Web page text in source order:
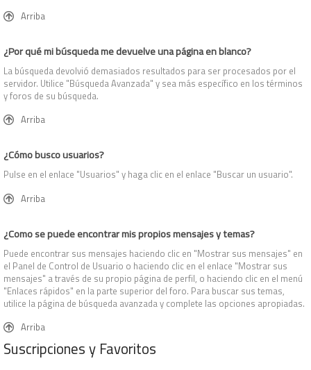
Arriba
¿Por qué mi búsqueda me devuelve una página en blanco?
La búsqueda devolvió demasiados resultados para ser procesados por el
servidor. Utilice "Búsqueda Avanzada" y sea más específico en los términos
y foros de su búsqueda.
Arriba
¿Cómo busco usuarios?
Pulse en el enlace "Usuarios" y haga clic en el enlace "Buscar un usuario".
Arriba
¿Como se puede encontrar mis propios mensajes y temas?
Puede encontrar sus mensajes haciendo clic en "Mostrar sus mensajes" en
el Panel de Control de Usuario o haciendo clic en el enlace "Mostrar sus
mensajes" a través de su propio página de perfil, o haciendo clic en el menú
"Enlaces rápidos" en la parte superior del foro. Para buscar sus temas,
utilice la página de búsqueda avanzada y complete las opciones apropiadas.
Arriba
Suscripciones y Favoritos